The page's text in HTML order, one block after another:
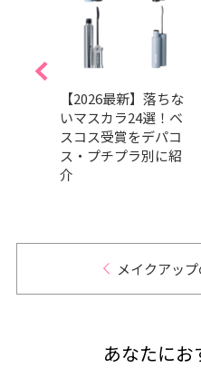
【2026最新】落ちな
いマスカラ24選！ベ
スコス受賞をデパコ
ス・プチプラ別に紹
介
メイクアッ
あなたに